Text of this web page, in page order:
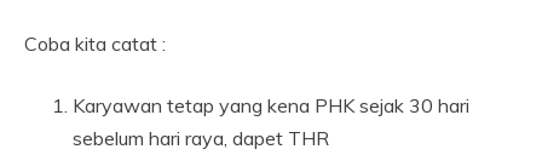
Coba kita catat :
Karyawan tetap yang kena PHK sejak 30 hari
sebelum hari raya, dapet THR